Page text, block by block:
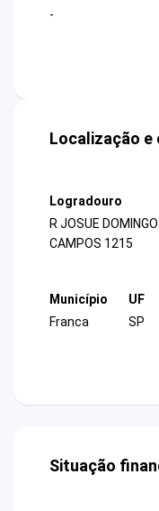
-
Localização
Logradouro
R JOSUE
CAMPOS 1215
Município
Franca
UF
SP
Situação